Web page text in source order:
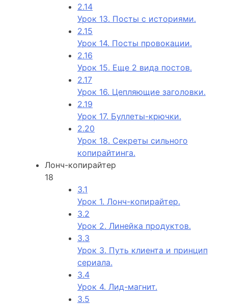
2.14
Урок 13. Посты с историями.
2.15
Урок 14. Посты провокации.
2.16
Урок 15. Еще 2 вида постов.
2.17
Урок 16. Цепляющие заголовки.
2.19
Урок 17. Буллеты-крючки.
2.20
Урок 18. Секреты сильного
копирайтинга.
Лонч-копирайтер
18
3.1
Урок 1. Лонч-копирайтер.
3.2
Урок 2. Линейка продуктов.
3.3
Урок 3. Путь клиента и принцип
сериала.
3.4
Урок 4. Лид-магнит.
3.5